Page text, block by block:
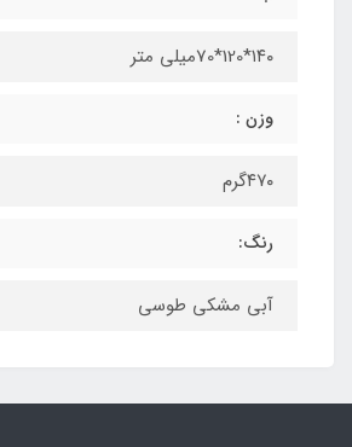
۱۴۰*120*70میلی متر
وزن :
۴۷۰گرم
رنگ:
آبی مشکی طوسی